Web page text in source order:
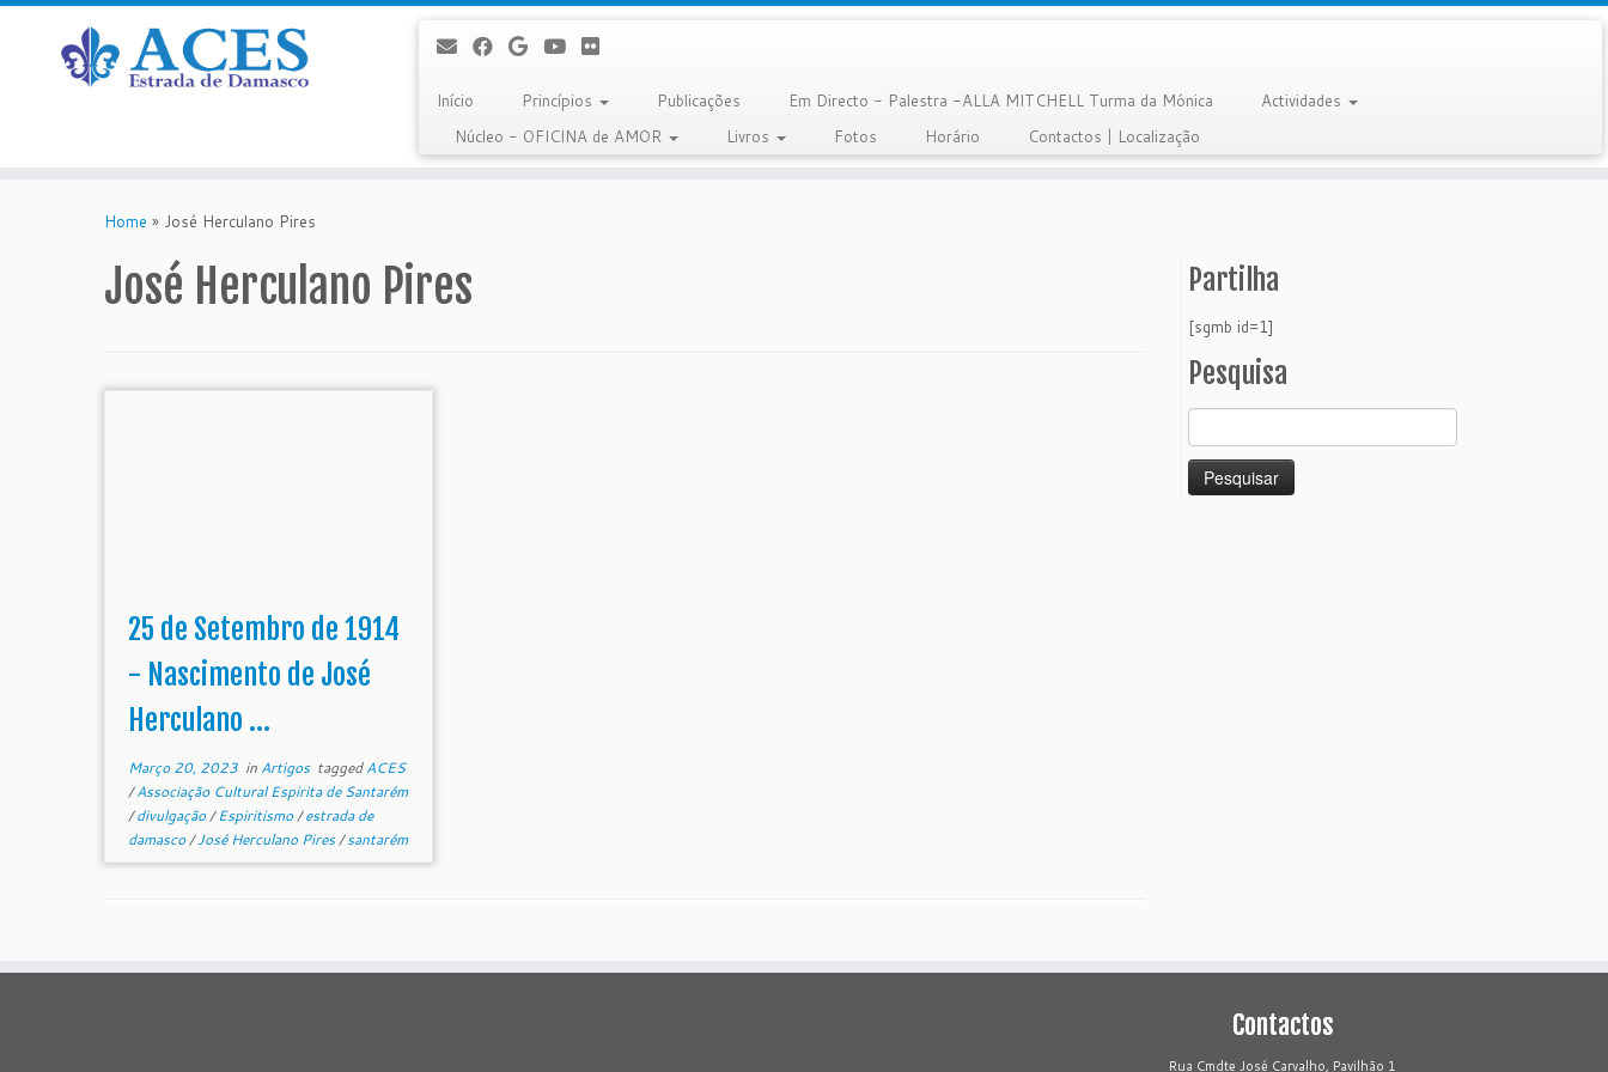
Início Princípios Publicações Em Directo - Palestra -ALLA MITCHELL Turma da Mónica
Actividades
Núcleo - OFICINA de AMOR
Livros Fotos Horário Contactos | Localização
Home » José Herculano Pires
José Herculano Pires
25 de Setembro de 1914
- Nascimento de José
Herculano ...
Março 20, 2023 in Artigos taggedACES
/Associação Cultural Espirita de Santarém
/divulgação/Espiritismo/estrada de
damasco/José Herculano Pires/santarém
Partilha
[sgmb id=1]
Pesquisa
por:
Contactos
Rua Cmdte José Carvalho, Pavilhão 1